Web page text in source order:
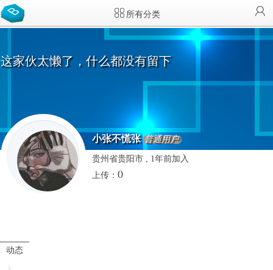
所有分类
这家伙太懒了，什么都没有留下
小张不慌张 普通用户
贵州省贵阳市 , 1年前加入
上传： 0
动态